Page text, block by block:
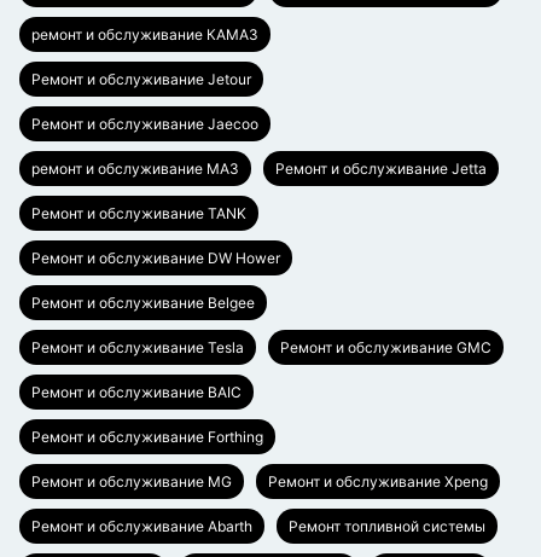
ремонт и обслуживание КАМАЗ
Ремонт и обслуживание Jetour
Ремонт и обслуживание Jaecoo
ремонт и обслуживание МАЗ Ремонт и обслуживание Jetta
Ремонт и обслуживание TANK
Ремонт и обслуживание DW Hower
Ремонт и обслуживание Belgee
Ремонт и обслуживание Tesla Ремонт и обслуживание GMC
Ремонт и обслуживание BAIC
Ремонт и обслуживание Forthing
Ремонт и обслуживание MG Ремонт и обслуживание Xpeng
Ремонт и обслуживание Abarth Ремонт топливной системы